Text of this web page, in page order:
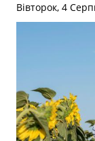
Вівторок, 4